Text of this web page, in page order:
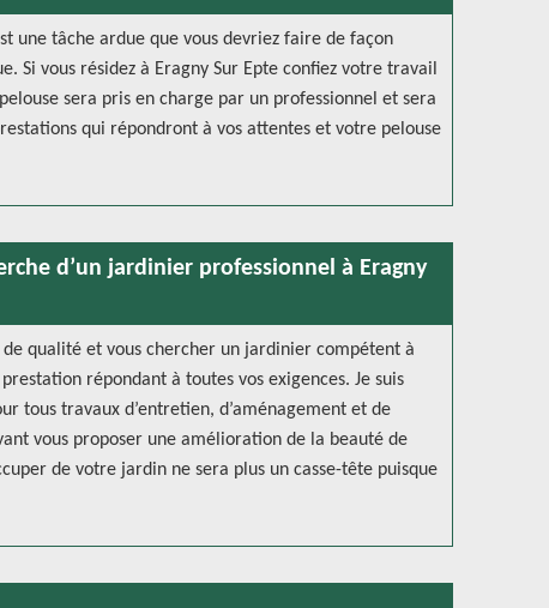
une tâche ardue que vous devriez faire de façon
Si vous résidez à Eragny Sur Epte confiez votre travail
sera pris en charge par un professionnel et sera
qui répondront à vos attentes et votre pelouse
d’un jardinier professionnel à Eragny
qualité et vous chercher un jardinier compétent à
répondant à toutes vos exigences. Je suis
tous travaux d’entretien, d’aménagement et de
vous proposer une amélioration de la beauté de
de votre jardin ne sera plus un casse-tête puisque